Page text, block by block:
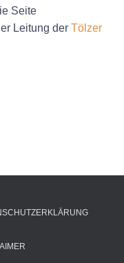
Seite
Leitung der Tölzer